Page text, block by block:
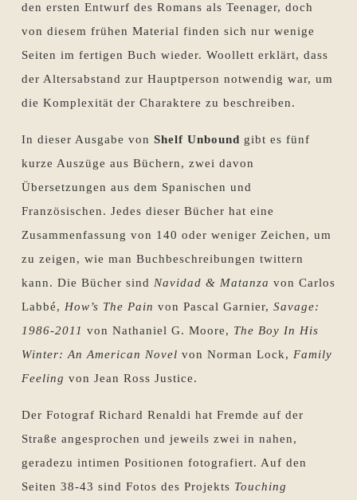
den ersten Entwurf des Romans als Teenager, doch
von diesem frühen Material finden sich nur wenige
Seiten im fertigen Buch wieder. Woollett erklärt, dass
der Altersabstand zur Hauptperson notwendig war, um
die Komplexität der Charaktere zu beschreiben.
In dieser Ausgabe von Shelf Unbound gibt es fünf
kurze Auszüge aus Büchern, zwei davon
Übersetzungen aus dem Spanischen und
Französischen. Jedes dieser Bücher hat eine
Zusammenfassung von 140 oder weniger Zeichen, um
zu zeigen, wie man Buchbeschreibungen twittern
kann. Die Bücher sind Navidad & Matanza von Carlos
Labbé, How’s The Pain von Pascal Garnier, Savage:
1986-2011 von Nathaniel G. Moore, The Boy In His
Winter: An American Novel von Norman Lock, Family
Feeling von Jean Ross Justice.
Der Fotograf Richard Renaldi hat Fremde auf der
Straße angesprochen und jeweils zwei in nahen,
geradezu intimen Positionen fotografiert. Auf den
Seiten 38-43 sind Fotos des Projekts Touching